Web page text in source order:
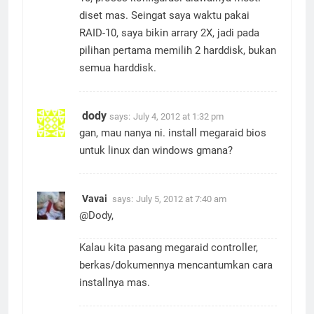
10, proses konfigurasi diawalnya mesti
diset mas. Seingat saya waktu pakai
RAID-10, saya bikin arrary 2X, jadi pada
pilihan pertama memilih 2 harddisk, bukan
dody says: July 4, 2012 at 1:32 pm
gan, mau nanya ni. install megaraid bios
Vavai
Kalau kita pasang megaraid controller,
berkas/dokumennya mencantumkan cara